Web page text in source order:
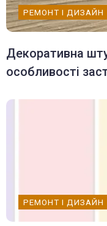
РЕМОНТ І ДИЗАЙН
Декоративна
особливості
РЕМОНТ І ДИЗАЙН